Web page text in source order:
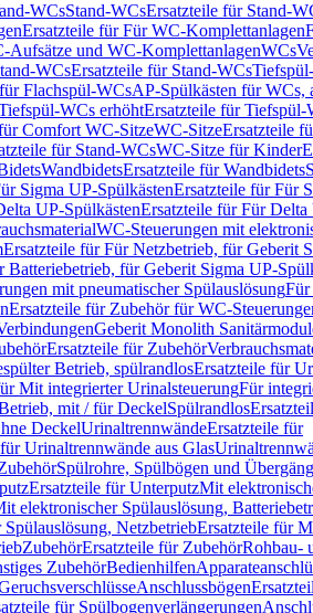
WCsStand-WCsErsatzteile für Stand-
Ersatzteile für Für WC-Komplettanlagen
Aufsätze und WC-KomplettanlagenWCs
WCsErsatzteile für Stand-WCs
Flachspül-WCsAP-Spülkästen für WCs,
WCs erhöhtErsatzteile für Tiefspül-
Comfort WC-SitzeWC-SitzeErsatzteile
für Stand-WCsWC-Sitze für Kinder
WandbidetsErsatzteile für Wandbidets
Sigma UP-SpülkästenErsatzteile für Für
UP-SpülkästenErsatzteile für Für Delta
WC-Steuerungen mit
Ersatzteile für Für Netzbetrieb, für Geberit
Batteriebetrieb, für Geberit Sigma UP-
mit pneumatischer SpülauslösungFür
Ersatzteile für Zubehör für WC-
Geberit Monolith
Ersatzteile für Zubehör
Betrieb, spülrandlosErsatzteile für
Mit integrierter UrinalsteuerungFür
mit / für DeckelSpülrandlos
DeckelUrinaltrennwändeErsatzteile für
Urinaltrennwände aus Glas
Spülrohre, Spülbögen und
Ersatzteile für UnterputzMit
elektronischer Spülauslösung,
NetzbetriebErsatzteile für
ZubehörErsatzteile für ZubehörRohbau-
ZubehörBedienhilfen
Anschlussbögen
für Spülbogenverlängerungen